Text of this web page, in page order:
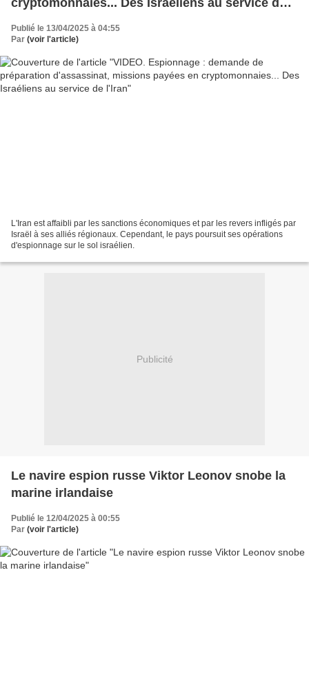
Publié le 13/04/2025 à 04:55
Par (voir l'article)
L'Iran est affaibli par les sanctions économiques et par les revers infligés par
Israël à ses alliés régionaux. Cependant, le pays poursuit ses opérations
d'espionnage sur le sol israélien.
Publicité
Le navire espion russe Viktor Leonov snobe la
marine irlandaise
Publié le 12/04/2025 à 00:55
Par (voir l'article)